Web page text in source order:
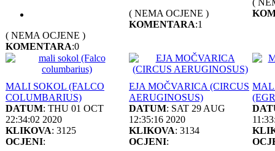
( NEMA OCJENE )
KOMENTARA:0
( NEMA OCJENE )
KOMENTARA:1
MALI SOKOL (FALCO
COLUMBARIUS)
DATUM: THU 01 OCT
22:34:02 2020
KLIKOVA: 3125
OCJENI:
EJA MOČVARICA (CIRCUS
AERUGINOSUS)
DATUM: SAT 29 AUG
12:35:16 2020
KLIKOVA: 3134
OCJENI: